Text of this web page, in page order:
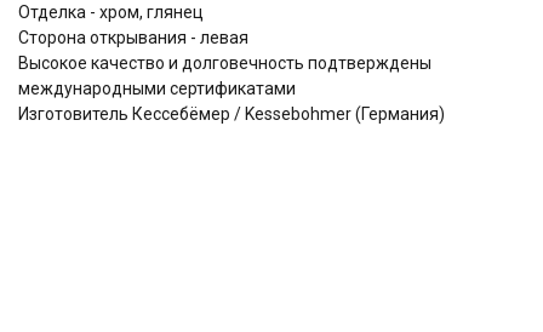
Отделка - хром, глянец
Сторона открывания - левая
Высокое качество и долговечность подтверждены
международными сертификатами
Изготовитель Кессебёмер / Kessebohmer (Германия)